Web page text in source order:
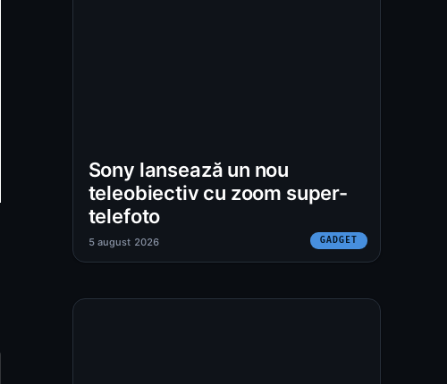
Sony lansează un nou
teleobiectiv cu zoom super-
telefoto
GADGET
5 august 2026